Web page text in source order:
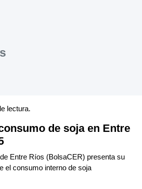
lectura.
de soja en Entre
Entre Ríos (BolsaCER) presenta su
el consumo interno de soja